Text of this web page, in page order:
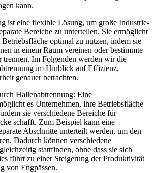
kann.
ist eine flexible Lösung, um große Industrie-
Bereiche zu unterteilen. Sie ermöglicht
optimal zu nutzen, indem sie
in einem Raum vereinen oder bestimmte
trennen. Im Folgenden werden wir die
im Hinblick auf Effizienz,
genauer betrachten.
Hallenabtrennung: Eine
es Unternehmen, ihre Betriebsfläche
sie verschiedene Bereiche für
schafft. Zum Beispiel kann eine
Abschnitte unterteilt werden, um den
Dadurch können verschiedene
stattfinden, ohne dass sie sich
führt zu einer Steigerung der Produktivität
von Engpässen.